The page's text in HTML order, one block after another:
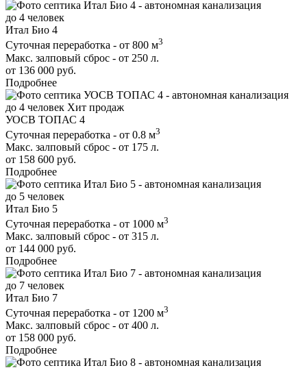
до 4 человек
Итал Био 4
Суточная переработка - от 800 м3
Макс. залповый сброс - от 250 л.
от 136 000 руб.
Подробнее
до 4 человек Хит продаж
УОСВ ТОПАС 4
Суточная переработка - от 0.8 м3
Макс. залповый сброс - от 175 л.
от 158 600 руб.
Подробнее
до 5 человек
Итал Био 5
Суточная переработка - от 1000 м3
Макс. залповый сброс - от 315 л.
от 144 000 руб.
Подробнее
до 7 человек
Итал Био 7
Суточная переработка - от 1200 м3
Макс. залповый сброс - от 400 л.
от 158 000 руб.
Подробнее